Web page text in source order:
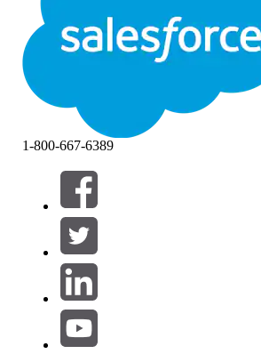
Luk
Filtre (0)
VÆLG FILTRE
Produktområde
1-800-667-6389